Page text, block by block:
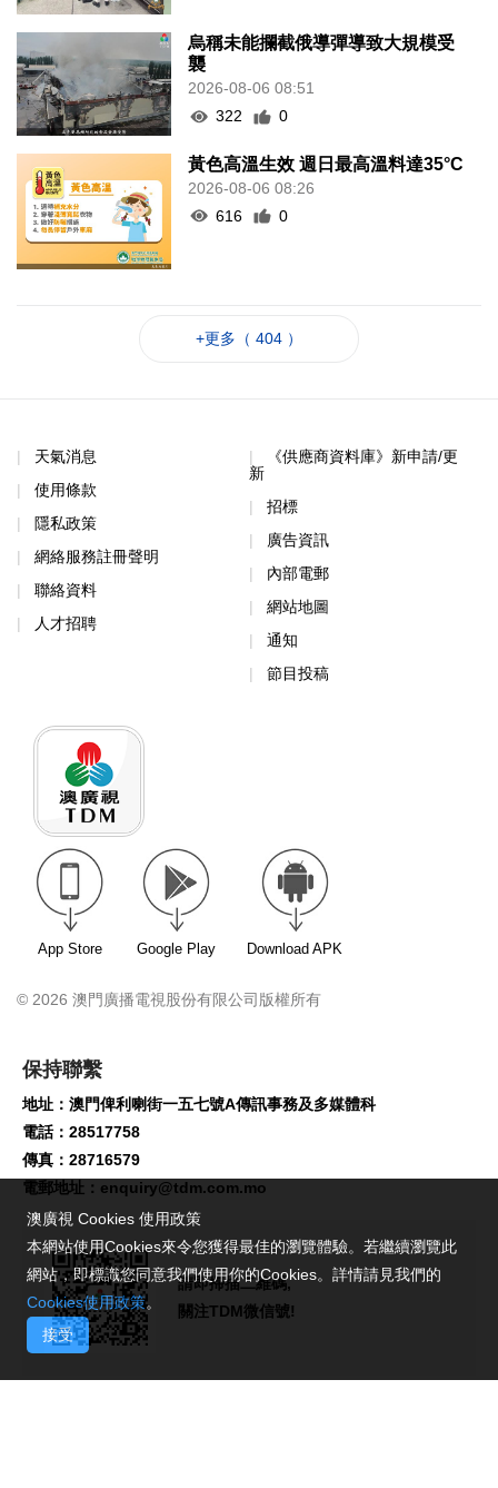
烏稱未能攔截俄導彈導致大規模受
襲
2026-08-06 08:51
322
0
黃色高溫生效 週日最高溫料達35°C
2026-08-06 08:26
616
0
+更多（ 404 ）
天氣消息
使用條款
隱私政策
網絡服務註冊聲明
聯絡資料
人才招聘
《供應商資料庫》新申請/更
新
招標
廣告資訊
內部電郵
網站地圖
通知
節目投稿
App Store Google Play Download APK
© 2026 澳門廣播電視股份有限公司版權所有
保持聯繫
地址：澳門俾利喇街一五七號A傳訊事務及多媒體科
電話：28517758
傳真：28716579
電郵地址： enquiry@tdm.com.mo
請即掃描二維碼,
關注TDM微信號!
澳廣視 Cookies 使用政策
本網站使用Cookies來令您獲得最佳的瀏覽體驗。若繼續瀏覽此
網站，即標識您同意我們使用你的Cookies。詳情請見我們的
Cookies使用政策。
接受